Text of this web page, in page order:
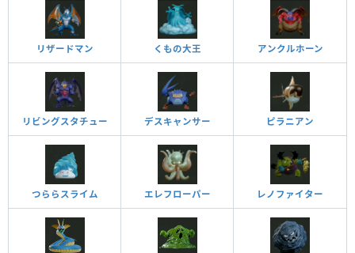
リザードマン くもの大王 アンクルホーン
リビングスタチュー デスキャンサー ピラニアン
つららスライム エレフローパー レノファイター